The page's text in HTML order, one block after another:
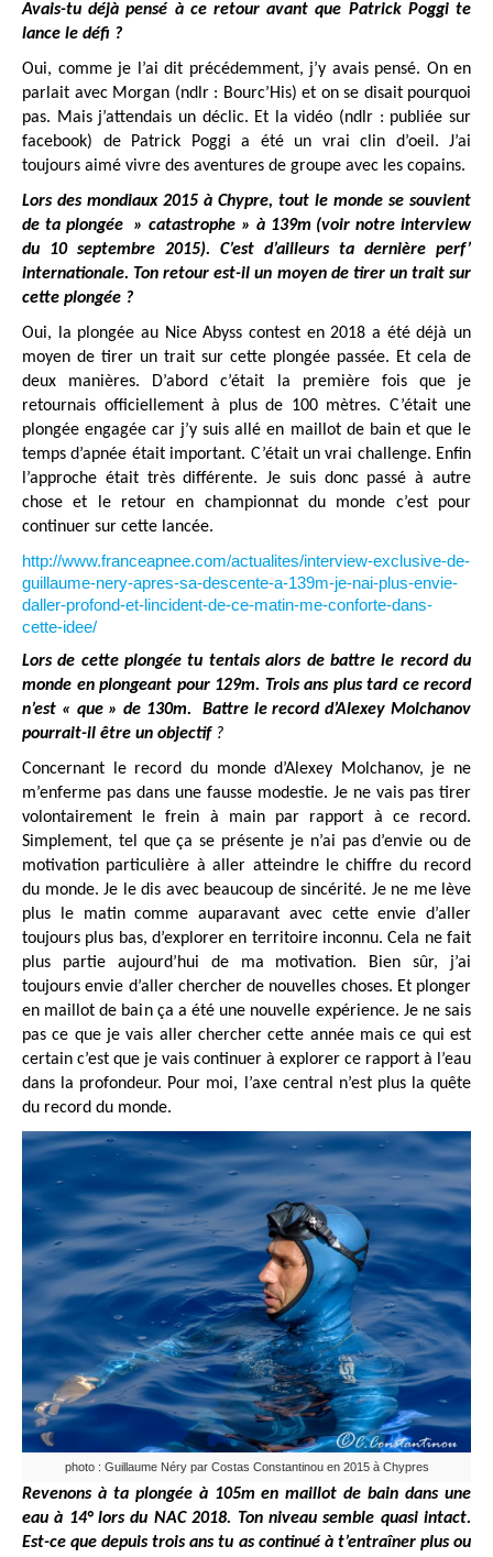
Avais-tu déjà pensé à ce retour avant que Patrick Poggi te
lance le défi ?
Oui, comme je l’ai dit précédemment, j’y avais pensé. On en
parlait avec Morgan (ndlr : Bourc’His) et on se disait pourquoi
pas. Mais j’attendais un déclic. Et la vidéo (ndlr : publiée sur
facebook) de Patrick Poggi a été un vrai clin d’oeil. J’ai
toujours aimé vivre des aventures de groupe avec les copains.
Lors des mondiaux 2015 à Chypre, tout le monde se souvient
de ta plongée » catastrophe » à 139m (voir notre interview
du 10 septembre 2015). C’est d’ailleurs ta dernière perf’
internationale. Ton retour est-il un moyen de tirer un trait sur
cette plongée ?
Oui, la plongée au Nice Abyss contest en 2018 a été déjà un
moyen de tirer un trait sur cette plongée passée. Et cela de
deux manières. D’abord c’était la première fois que je
retournais officiellement à plus de 100 mètres. C’était une
plongée engagée car j’y suis allé en maillot de bain et que le
temps d’apnée était important. C’était un vrai challenge. Enfin
l’approche était très différente. Je suis donc passé à autre
chose et le retour en championnat du monde c’est pour
continuer sur cette lancée.
http://www.franceapnee.com/actualites/interview-exclusive-de-
guillaume-nery-apres-sa-descente-a-139m-je-nai-plus-envie-
daller-profond-et-lincident-de-ce-matin-me-conforte-dans-
cette-idee/
Lors de cette plongée tu tentais alors de battre le record du
monde en plongeant pour 129m. Trois ans plus tard ce record
n’est « que » de 130m. Battre le record d’Alexey Molchanov
pourrait-il être un objectif?
Concernant le record du monde d’Alexey Molchanov, je ne
m’enferme pas dans une fausse modestie. Je ne vais pas tirer
volontairement le frein à main par rapport à ce record.
Simplement, tel que ça se présente je n’ai pas d’envie ou de
motivation particulière à aller atteindre le chiffre du record
du monde. Je le dis avec beaucoup de sincérité. Je ne me lève
plus le matin comme auparavant avec cette envie d’aller
toujours plus bas, d’explorer en territoire inconnu. Cela ne fait
plus partie aujourd’hui de ma motivation. Bien sûr, j’ai
toujours envie d’aller chercher de nouvelles choses. Et plonger
en maillot de bain ça a été une nouvelle expérience. Je ne sais
pas ce que je vais aller chercher cette année mais ce qui est
certain c’est que je vais continuer à explorer ce rapport à l’eau
dans la profondeur. Pour moi, l’axe central n’est plus la quête
du record du monde.
photo : Guillaume Néry par Costas Constantinou en 2015 à Chypres
Revenons à ta plongée à 105m en maillot de bain dans une
eau à 14° lors du NAC 2018. Ton niveau semble quasi intact.
Est-ce que depuis trois ans tu as continué à t’entraîner plus ou